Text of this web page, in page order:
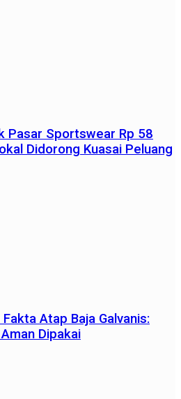
Pasar Sportswear Rp 58
Didorong Kuasai Peluang
Atap Baja Galvanis:
Dipakai